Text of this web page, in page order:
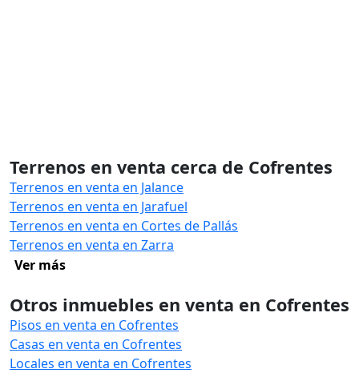
Terrenos en venta cerca de Cofrentes
Terrenos en venta en Jalance
Terrenos en venta en Jarafuel
Terrenos en venta en Cortes de Pallás
Terrenos en venta en Zarra
Ver más
Otros inmuebles en venta en Cofrentes
Pisos en venta en Cofrentes
Casas en venta en Cofrentes
Locales en venta en Cofrentes